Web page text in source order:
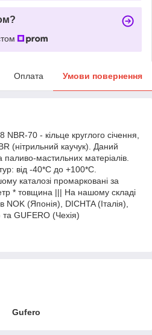
Оплата Умови повернення
70 - кільце круглого січення,
(нітрильний каучук). Даний
паливо-мастильних матеріалів.
від -40*С до +100*С.
каталозі промарковані за
* товщина ||| На нашому складі
NOK (Японія), DICHTA (Італія),
GUFERO (Чехія)
Gufero